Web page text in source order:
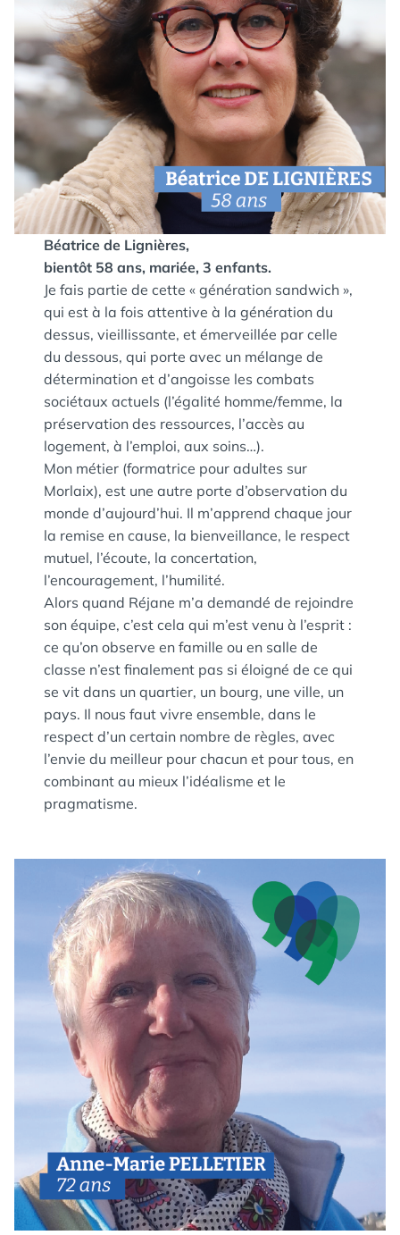
Béatrice de Lignières,
bientôt 58 ans, mariée, 3 enfants.
Je fais partie de cette « génération sandwich »,
qui est à la fois attentive à la génération du
dessus, vieillissante, et émerveillée par celle
du dessous, qui porte avec un mélange de
détermination et d’angoisse les combats
sociétaux actuels (l’égalité homme/femme, la
préservation des ressources, l’accès au
logement, à l’emploi, aux soins…).
Mon métier (formatrice pour adultes sur
Morlaix), est une autre porte d’observation du
monde d’aujourd’hui. Il m’apprend chaque jour
la remise en cause, la bienveillance, le respect
mutuel, l’écoute, la concertation,
l’encouragement, l’humilité.
Alors quand Réjane m’a demandé de rejoindre
son équipe, c’est cela qui m’est venu à l’esprit :
ce qu’on observe en famille ou en salle de
classe n’est finalement pas si éloigné de ce qui
se vit dans un quartier, un bourg, une ville, un
pays. Il nous faut vivre ensemble, dans le
respect d’un certain nombre de règles, avec
l’envie du meilleur pour chacun et pour tous, en
combinant au mieux l’idéalisme et le
pragmatisme.